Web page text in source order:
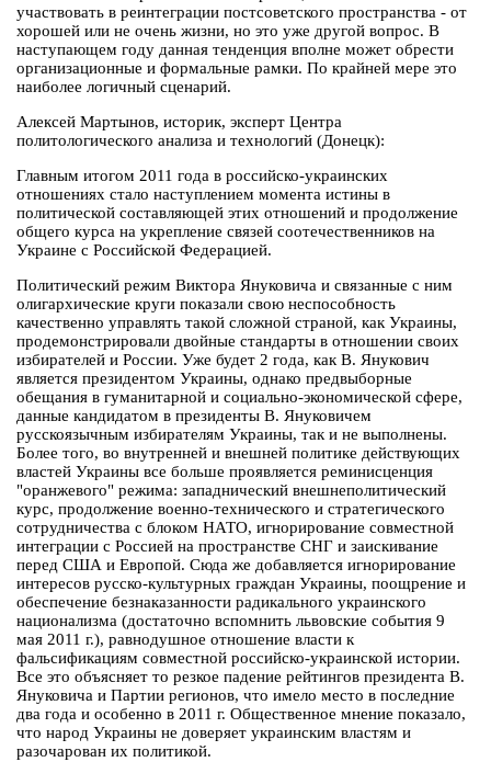
участвовать в реинтеграции постсоветского пространства - от
хорошей или не очень жизни, но это уже другой вопрос. В
наступающем году данная тенденция вполне может обрести
организационные и формальные рамки. По крайней мере это
наиболее логичный сценарий.
Алексей Мартынов, историк, эксперт Центра
политологического анализа и технологий (Донецк):
Главным итогом 2011 года в российско-украинских
отношениях стало наступлением момента истины в
политической составляющей этих отношений и продолжение
общего курса на укрепление связей соотечественников на
Украине с Российской Федерацией.
Политический режим Виктора Януковича и связанные с ним
олигархические круги показали свою неспособность
качественно управлять такой сложной страной, как Украины,
продемонстрировали двойные стандарты в отношении своих
избирателей и России. Уже будет 2 года, как В. Янукович
является президентом Украины, однако предвыборные
обещания в гуманитарной и социально-экономической сфере,
данные кандидатом в президенты В. Януковичем
русскоязычным избирателям Украины, так и не выполнены.
Более того, во внутренней и внешней политике действующих
властей Украины все больше проявляется реминисценция
"оранжевого" режима: западнический внешнеполитический
курс, продолжение военно-технического и стратегического
сотрудничества с блоком НАТО, игнорирование совместной
интеграции с Россией на пространстве СНГ и заискивание
перед США и Европой. Сюда же добавляется игнорирование
интересов русско-культурных граждан Украины, поощрение и
обеспечение безнаказанности радикального украинского
национализма (достаточно вспомнить львовские события 9
мая 2011 г.), равнодушное отношение власти к
фальсификациям совместной российско-украинской истории.
Все это объясняет то резкое падение рейтингов президента В.
Януковича и Партии регионов, что имело место в последние
два года и особенно в 2011 г. Общественное мнение показало,
что народ Украины не доверяет украинским властям и
разочарован их политикой.